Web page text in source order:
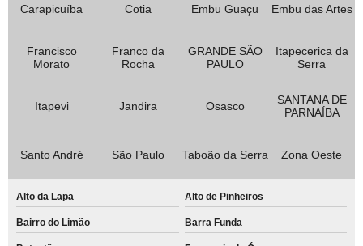
Carapicuíba Cotia Embu Guaçu Embu das Artes
Francisco
Morato
Franco da
Rocha
GRANDE SÃO
PAULO
Itapecerica da
Serra
Itapevi Jandira Osasco
SANTANA DE
PARNAÍBA
Santo André São Paulo Taboão da Serra Zona Oeste
Alto da Lapa Alto de Pinheiros
Bairro do Limão Barra Funda